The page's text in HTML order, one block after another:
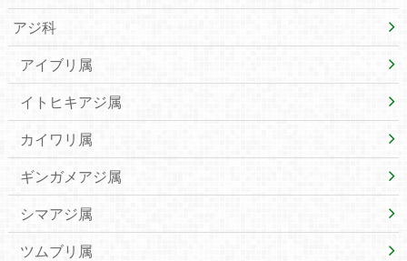
アジ科
アイブリ属
イトヒキアジ属
カイワリ属
ギンガメアジ属
シマアジ属
ツムブリ属